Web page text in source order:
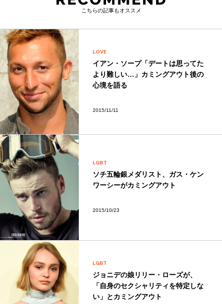
こちらの記事もオススメ
LOVE
イアン・ソープ「デートは思ってた
より難しい…」カミングアウト後の
心境を語る
2015/11/11
LGBT
ソチ五輪銀メダリスト、ガス・ケン
ワーシーがカミングアウト
2015/10/23
LGBT
ジョニデの娘リリー・ローズが、
「自身のセクシャリティを特定しな
い」とカミングアウト